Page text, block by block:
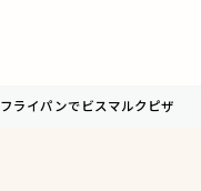
フライパンでビスマルクピザ